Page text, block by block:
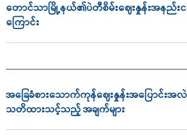
တောင်သာမြို့နယ်၏ပဲတီစိမ်းဈေးနှုန်းအနည်
ကြောင်း
အခြေခံစားသောက်ကုန်ဈေးနှုန်းအပြောင်းအလဲ
သတိထားသင့်သည့် အချက်များ